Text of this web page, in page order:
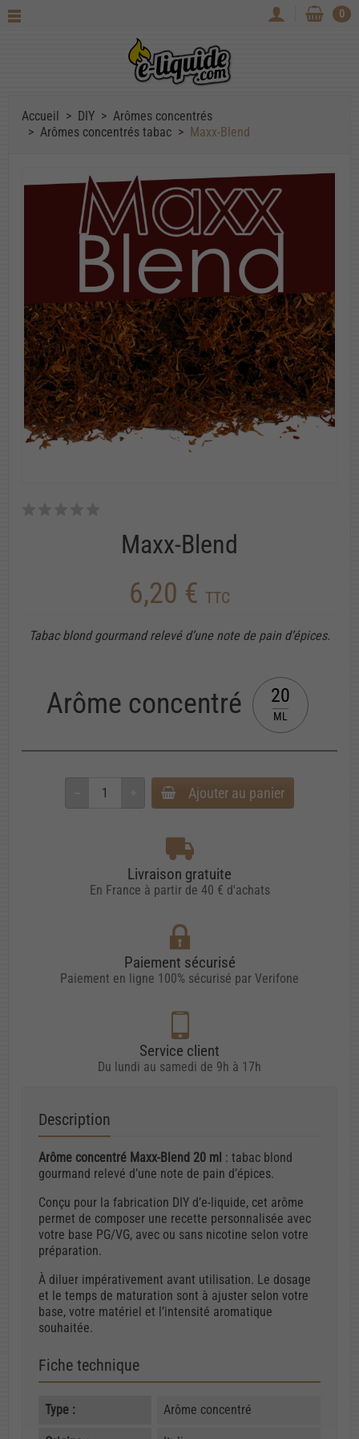
0
Accueil DIY
Arômes concentrés
Arômes concentrés tabac
Maxx-Blend
Maxx-Blend
6,20 € TTC
Tabac blond gourmand relevé d’une note de pain d’épices.
Arôme concentré 20
ML
Ajouter au panier
Livraison gratuite
En France à partir de 40 € d'achats
Paiement sécurisé
Paiement en ligne 100% sécurisé par Verifone
Service client
Du lundi au samedi de 9h à 17h
Description
Arôme concentré Maxx-Blend 20 ml : tabac blond
gourmand relevé d’une note de pain d’épices.
Conçu pour la fabrication DIY d’e-liquide, cet arôme
permet de composer une recette personnalisée avec
votre base PG/VG, avec ou sans nicotine selon votre
préparation.
À diluer impérativement avant utilisation. Le dosage
et le temps de maturation sont à ajuster selon votre
base, votre matériel et l’intensité aromatique
souhaitée.
Fiche technique
Type : Arôme concentré